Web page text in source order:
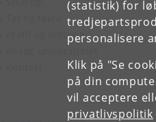
(statistik) for
personalisere
Klik på "Se
på din
vil acceptere
privatlivspolitik
Profil og historie